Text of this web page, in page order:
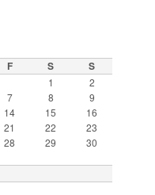
F S S
1
2
7 8
9
14 15
16
21 22
23
28 29
30